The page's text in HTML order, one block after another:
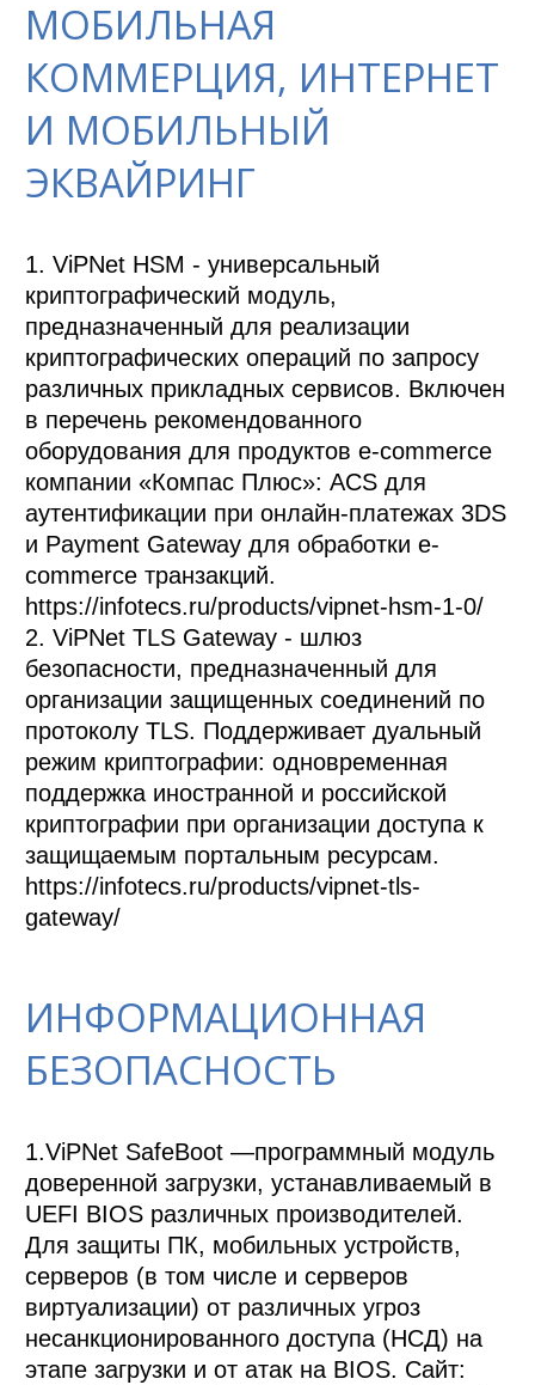
МОБИЛЬНАЯ
КОММЕРЦИЯ, ИНТЕРНЕТ
И МОБИЛЬНЫЙ
ЭКВАЙРИНГ
1. ViPNet HSM - универсальный
криптографический модуль,
предназначенный для реализации
криптографических операций по запросу
различных прикладных сервисов. Включен
в перечень рекомендованного
оборудования для продуктов e-commerce
компании «Компас Плюс»: ACS для
аутентификации при онлайн-платежах 3DS
и Payment Gateway для обработки e-
commerce транзакций.
https://infotecs.ru/products/vipnet-hsm-1-0/
2. ViPNet TLS Gateway - шлюз
безопасности, предназначенный для
организации защищенных соединений по
протоколу TLS. Поддерживает дуальный
режим криптографии: одновременная
поддержка иностранной и российской
криптографии при организации доступа к
защищаемым портальным ресурсам.
https://infotecs.ru/products/vipnet-tls-
gateway/
ИНФОРМАЦИОННАЯ
БЕЗОПАСНОСТЬ
1.ViPNet SafeBoot —программный модуль
доверенной загрузки, устанавливаемый в
UEFI BIOS различных производителей.
Для защиты ПК, мобильных устройств,
серверов (в том числе и серверов
виртуализации) от различных угроз
несанкционированного доступа (НСД) на
этапе загрузки и от атак на BIOS. Сайт: